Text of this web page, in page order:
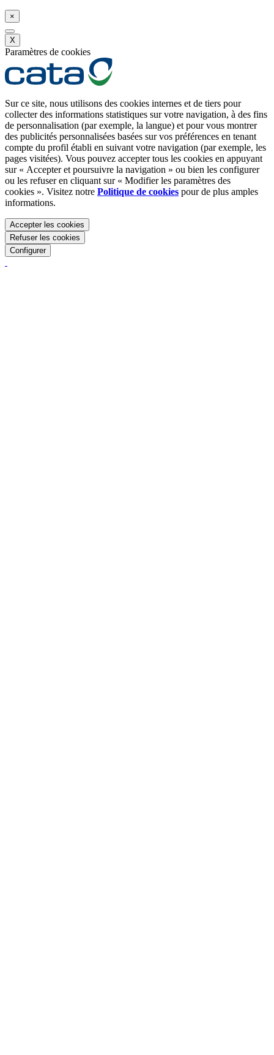
×
X
Paramètres de cookies
Sur ce site, nous utilisons des cookies internes et de tiers pour
collecter des informations statistiques sur votre navigation, à des fins
de personnalisation (par exemple, la langue) et pour vous montrer
des publicités personnalisées basées sur vos préférences en tenant
compte du profil établi en suivant votre navigation (par exemple, les
pages visitées). Vous pouvez accepter tous les cookies en appuyant
sur « Accepter et poursuivre la navigation » ou bien les configurer
ou les refuser en cliquant sur « Modifier les paramètres des
cookies ». Visitez notre Politique de cookies pour de plus amples
informations.
Accepter les cookies
Refuser les cookies
Configurer